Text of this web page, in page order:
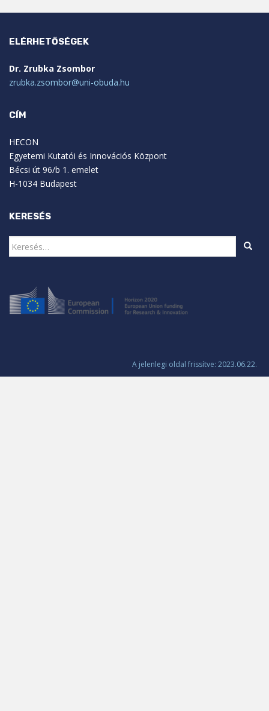
ELÉRHETŐSÉGEK
Dr. Zrubka Zsombor
zrubka.zsombor@uni-obuda.hu
CÍM
HECON
Egyetemi Kutatói és Innovációs Központ
Bécsi út 96/b 1. emelet
H-1034 Budapest
KERESÉS
Keresés:
A jelenlegi oldal frissítve: 2023.06.22.